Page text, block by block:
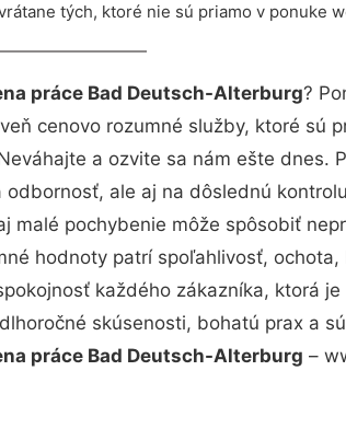
tých, ktoré nie sú priamo v ponuke
práce Bad Deutsch-Alterburg?
cenovo rozumné služby, ktoré sú
a ozvite sa nám ešte dnes.
ale aj na dôslednú
malé pochybenie môže spôsobiť
hodnoty patrí spoľahlivosť,
každého zákazníka, ktorá
skúsenosti, bohatú prax a
práce Bad Deutsch-Alterburg –